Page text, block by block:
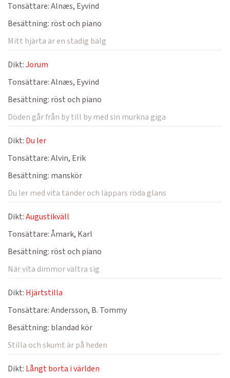
Tonsättare:Alnæs, Eyvind
Besättning: röst och piano
Mitt hjärta är en stadig bälg
Dikt:Jorum
Tonsättare:Alnæs, Eyvind
Besättning: röst och piano
Döden går från by till by med sin murkna giga
Dikt: Du ler
Tonsättare:Alvin, Erik
Besättning: manskör
Du ler med vita tänder och läppars röda glans
Dikt:Augustikväll
Tonsättare:Åmark, Karl
Besättning: röst och piano
När vita dimmor vältra sig
Dikt: Hjärtstilla
Tonsättare:Andersson, B. Tommy
Besättning: blandad kör
Stilla och skumt är på heden
Dikt: Långt borta i världen